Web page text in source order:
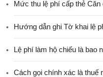
Mức thu lệ phí cấp thẻ
Hướng dẫn ghi Tờ khai lệ
Lệ phí làm hộ chiếu là bao
Cách gọi chính xác là thuế